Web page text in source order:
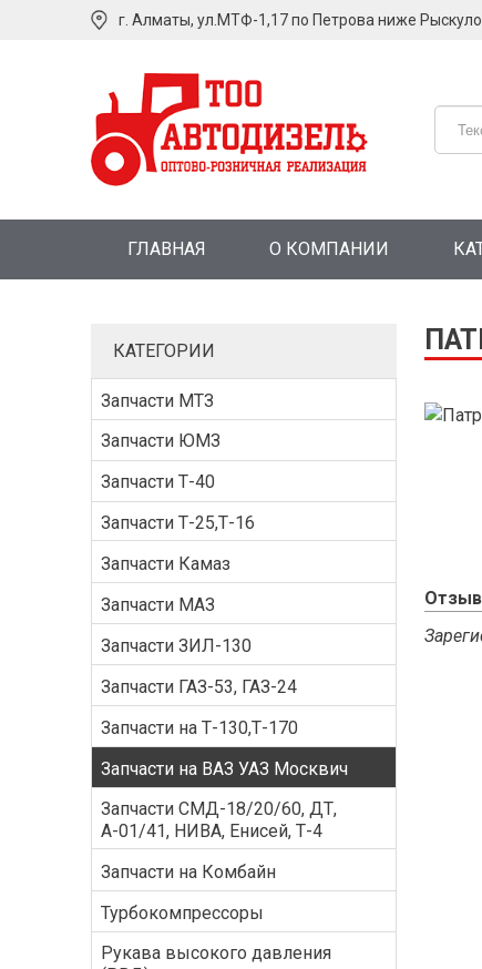
г. Алматы, ул.МТФ-1,17 по Петрова ниже
ГЛАВНАЯ О КОМПАНИИ
КАТЕГОРИИ
Запчасти МТЗ
Запчасти ЮМЗ
Запчасти Т-40
Запчасти Т-25,Т-16
Запчасти Камаз
Запчасти МАЗ
Запчасти ЗИЛ-130
Запчасти ГАЗ-53, ГАЗ-24
Запчасти на Т-130,Т-170
Запчасти на ВАЗ УАЗ Москвич
Запчасти СМД-18/20/60, ДТ,
А-01/41, НИВА, Енисей, Т-4
Запчасти на Комбайн
Турбокомпрессоры
Рукава высокого давления
Отзыв